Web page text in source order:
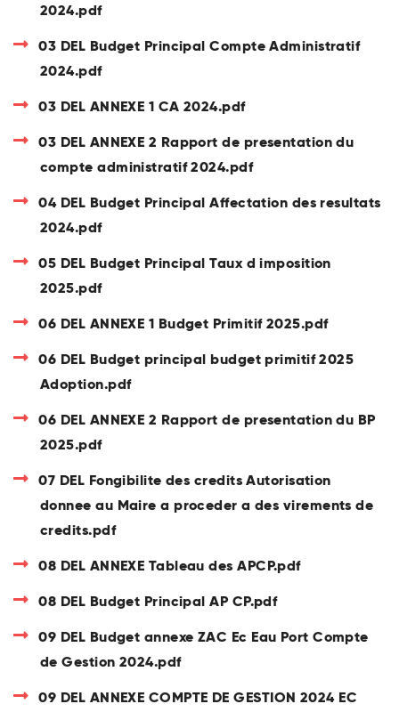
2024.pdf
03 DEL Budget Principal Compte Administratif
2024.pdf
03 DEL ANNEXE 1 CA 2024.pdf
03 DEL ANNEXE 2 Rapport de presentation du
compte administratif 2024.pdf
04 DEL Budget Principal Affectation des resultats
2024.pdf
05 DEL Budget Principal Taux d imposition
2025.pdf
06 DEL ANNEXE 1 Budget Primitif 2025.pdf
06 DEL Budget principal budget primitif 2025
Adoption.pdf
06 DEL ANNEXE 2 Rapport de presentation du BP
2025.pdf
07 DEL Fongibilite des credits Autorisation
donnee au Maire a proceder a des virements de
credits.pdf
08 DEL ANNEXE Tableau des APCP.pdf
08 DEL Budget Principal AP CP.pdf
09 DEL Budget annexe ZAC Ec Eau Port Compte
de Gestion 2024.pdf
09 DEL ANNEXE COMPTE DE GESTION 2024 EC